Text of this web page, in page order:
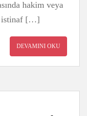
hakim veya
istinaf […]
DEVAMINI OKU